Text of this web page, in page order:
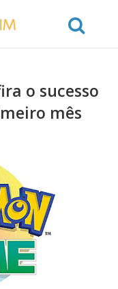
o sucesso
mês